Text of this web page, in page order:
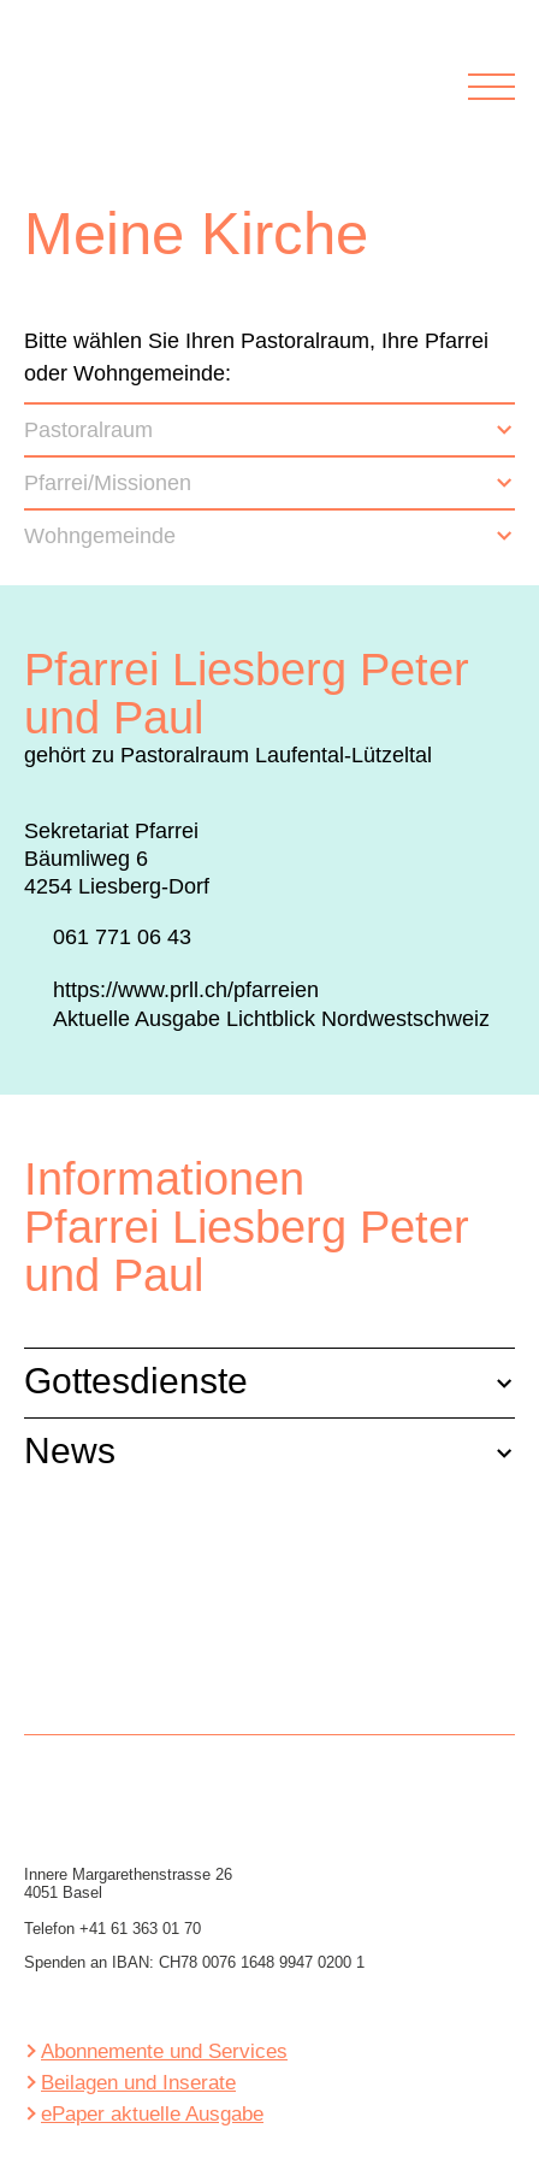
Vermischtes
Agenda I&L
Inserate &
Stellenbörse
Beilagen und Inserate Stellenbörse
Archiv
ePaper
aktuelle Ausgabe
Suchen
Meine Kirche
Bitte wählen Sie Ihren Pastoralraum, Ihre Pfarrei
oder Wohngemeinde:
Pastoralraum
Pfarrei/Missionen
Wohngemeinde
Pfarrei Liesberg Peter
und Paul
gehört zu Pastoralraum Laufental-Lützeltal
Sekretariat Pfarrei
Bäumliweg 6
4254 Liesberg-Dorf
061 771 06 43
https://www.prll.ch/pfarreien
Aktuelle Ausgabe Lichtblick Nordwestschweiz
Informationen
Pfarrei Liesberg Peter
und Paul
Gottesdienste
News
Innere Mar­garethen­strasse 26
4051 Basel
Telefon +41 61 363 01 70
Spenden an IBAN: CH78 0076 1648 9947 0200 1
Abonnemente und Services
Beilagen und Inserate
ePaper aktuelle Ausgabe